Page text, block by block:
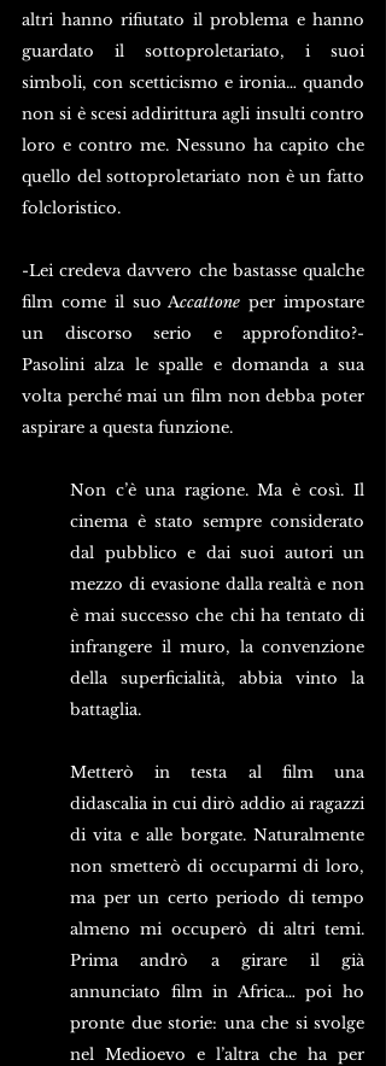
altri hanno rifiutato il problema e hanno
guardato il sottoproletariato, i suoi
simboli, con scetticismo e ironia… quando
non si è scesi addirittura agli insulti contro
loro e contro me. Nessuno ha capito che
quello del sottoproletariato non è un fatto
folcloristico.
-Lei credeva davvero che bastasse qualche
film come il suo Accattone per impostare
un discorso serio e approfondito?-
Pasolini alza le spalle e domanda a sua
volta perché mai un film non debba poter
aspirare a questa funzione.
Non c’è una ragione. Ma è così. Il
cinema è stato sempre considerato
dal pubblico e dai suoi autori un
mezzo di evasione dalla realtà e non
è mai successo che chi ha tentato di
infrangere il muro, la convenzione
della superficialità, abbia vinto la
battaglia.
Metterò in testa al film una
didascalia in cui dirò addio ai ragazzi
di vita e alle borgate. Naturalmente
non smetterò di occuparmi di loro,
ma per un certo periodo di tempo
almeno mi occuperò di altri temi.
Prima andrò a girare il già
annunciato film in Africa… poi ho
pronte due storie: una che si svolge
nel Medioevo e l’altra che ha per